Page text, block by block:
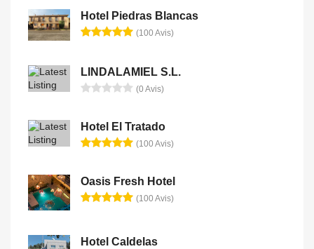
Hotel Piedras Blancas
(100 Avis)
LINDALAMIEL S.L.
(0 Avis)
Hotel El Tratado
(100 Avis)
Oasis Fresh Hotel
(100 Avis)
Hotel Caldelas